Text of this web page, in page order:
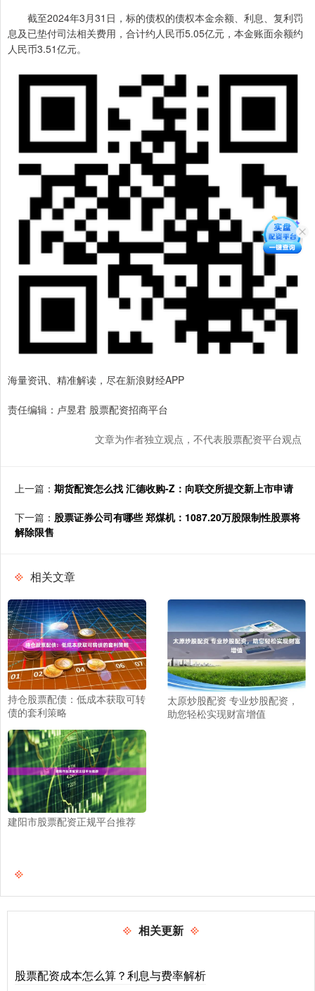
截至2024年3月31日，标的债权的债权本金余额、利息、复利罚
息及已垫付司法相关费用，合计约人民币5.05亿元，本金账面余额约
人民币3.51亿元。
海量资讯、精准解读，尽在新浪财经APP
责任编辑：卢昱君 股票配资招商平台
文章为作者独立观点，不代表股票配资平台观点
上一篇： 期货配资怎么找 汇德收购-Z：向联交所提交新上市申请
下一篇： 股票证券公司有哪些 郑煤机：1087.20万股限制性股票将
解除限售
相关文章
持仓股票配债：低成本获取可转
债的套利策略
太原炒股配资 专业炒股配资，
助您轻松实现财富增值
建阳市股票配资正规平台推荐
相关更新
股票配资成本怎么算？利息与费率解析